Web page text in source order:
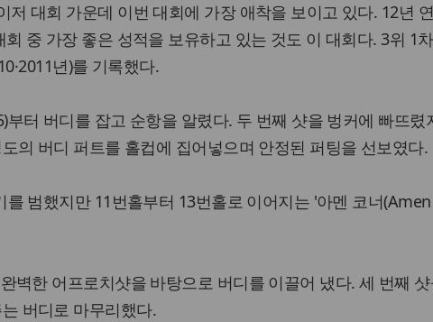
저 대회 가운데 이번 대회에 가장 애착을 보이고 있다. 12년
중 가장 좋은 성적을 보유하고 있는 것도 이 대회다. 3위 1
년)를 기록했다.
부터 버디를 잡고 순항을 알렸다. 두 번째 샷을 벙커에 빠뜨렸
의 버디 퍼트를 홀컵에 집어넣으며 안정된 퍼팅을 선보였다.
를 범했지만 11번홀부터 13번홀로 이어지는 '아멘 코너
벽한 어프로치샷을 바탕으로 버디를 이끌어 냈다. 세 번째
버디로 마무리했다.